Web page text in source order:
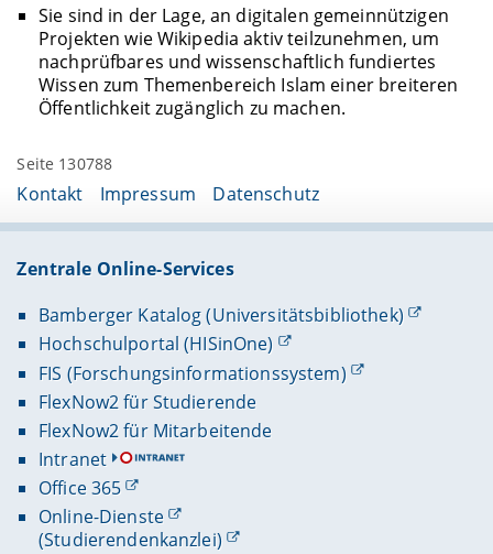
Sie sind in der Lage, an digitalen gemeinnützigen
Projekten wie Wikipedia aktiv teilzunehmen, um
nachprüfbares und wissenschaftlich fundiertes
Wissen zum Themenbereich Islam einer breiteren
Öffentlichkeit zugänglich zu machen.
Seite 130788
Kontakt Impressum Datenschutz
Zentrale Online-Services
Bamberger Katalog (Universitätsbibliothek)
Hochschulportal (HISinOne)
FIS (Forschungsinformationssystem)
FlexNow2 für Studierende
FlexNow2 für Mitarbeitende
Intranet
Office 365
Online-Dienste
(Studierendenkanzlei)